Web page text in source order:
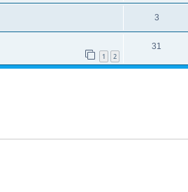
3
1 2
31